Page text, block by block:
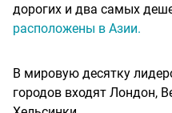
дорогих и два самых
расположены в Азии.
В мировую десятку
городов входят Лондон,